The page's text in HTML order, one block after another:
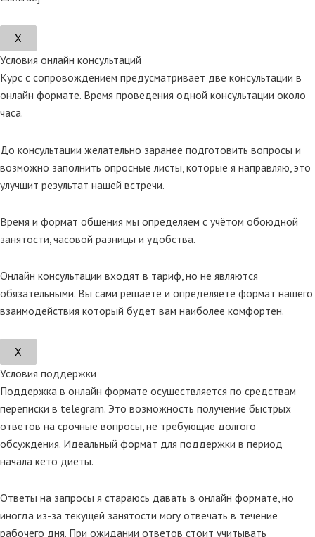
Х
Условия онлайн консультаций
Курс с сопровождением предусматривает две консультации в
онлайн формате. Время проведения одной консультации около
часа.
До консультации желательно заранее подготовить вопросы и
возможно заполнить опросные листы, которые я направляю, это
улучшит результат нашей встречи.
Время и формат общения мы определяем с учётом обоюдной
занятости, часовой разницы и удобства.
Онлайн консультации входят в тариф, но не являются
обязательными. Вы сами решаете и определяете формат нашего
взаимодействия который будет вам наиболее комфортен.
Х
Условия поддержки
Поддержка в онлайн формате осуществляется по средствам
переписки в telegram. Это возможность получение быстрых
ответов на срочные вопросы, не требующие долгого
обсуждения. Идеальный формат для поддержки в период
начала кето диеты.
Ответы на запросы я стараюсь давать в онлайн формате, но
иногда из-за текущей занятости могу отвечать в течение
рабочего дня. При ожидании ответов стоит учитывать